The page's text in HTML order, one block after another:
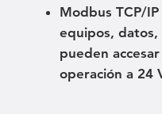
Modbus TCP/
equipos, datos,
pueden
operación a 24